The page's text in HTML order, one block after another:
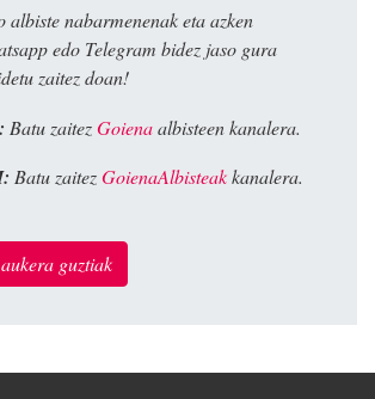
albiste nabarmenenak eta azken
edo Telegram bidez jaso gura
zaitez doan!
Batu zaitezGoienaalbisteen kanalera.
Batu zaitezGoienaAlbisteakkanalera.
guztiak